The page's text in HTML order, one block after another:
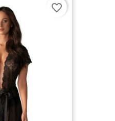
favorite_border